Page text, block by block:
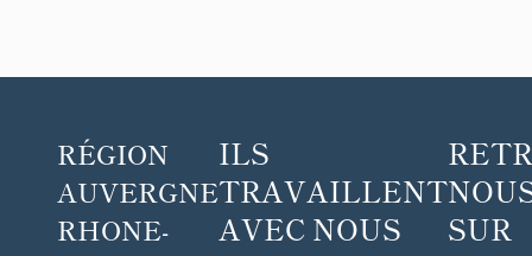
RÉGION
AUVERGNE
RHONE-
ILS
TRAVAILLENT
AVEC NOUS
SUR